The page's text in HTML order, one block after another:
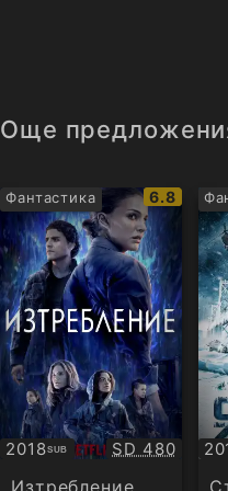
Още
Фантастика
IMDb
рейтинг:
6.8
2018SUB
Субтитри Качество:
SD 480
БГ